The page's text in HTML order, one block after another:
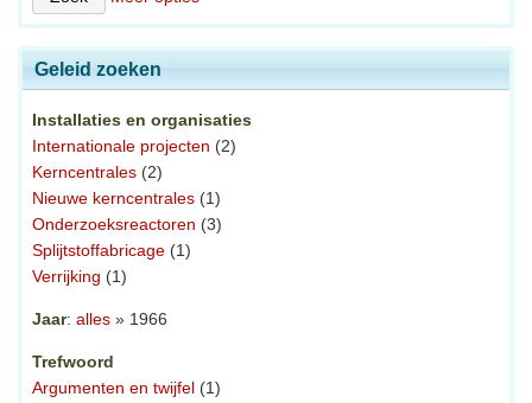
Geleid zoeken
Installaties en organisaties
Internationale projecten (2)
Kerncentrales (2)
Nieuwe kerncentrales (1)
Onderzoeksreactoren (3)
Splijtstoffabricage (1)
Verrijking (1)
Jaar: alles » 1966
Trefwoord
Argumenten en twijfel (1)